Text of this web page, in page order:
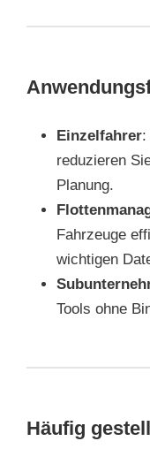
Einzelfahrer:
reduzieren
Planung.
Fahrzeuge
wichtigen
Tools ohne
Häufig